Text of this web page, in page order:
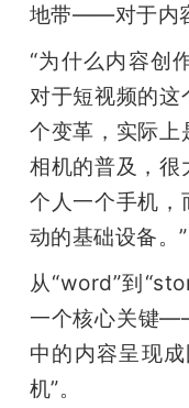
地带——对于内
“为什么内容创
对于短视频的这
个变革，实际
相机的普及，
个人一个手机，
动的基础设备。”
从“word”到
一个核心关键
中的内容呈现
机”。